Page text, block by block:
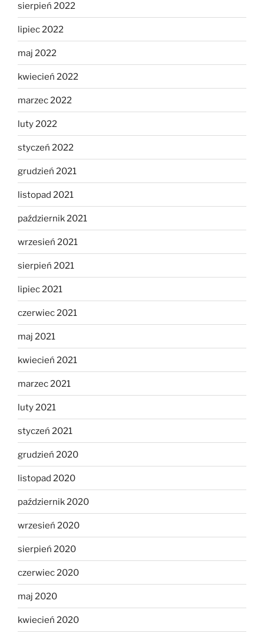
sierpień 2022
lipiec 2022
maj 2022
kwiecień 2022
marzec 2022
luty 2022
styczeń 2022
grudzień 2021
listopad 2021
październik 2021
wrzesień 2021
sierpień 2021
lipiec 2021
czerwiec 2021
maj 2021
kwiecień 2021
marzec 2021
luty 2021
styczeń 2021
grudzień 2020
listopad 2020
październik 2020
wrzesień 2020
sierpień 2020
czerwiec 2020
maj 2020
kwiecień 2020